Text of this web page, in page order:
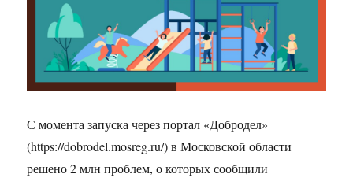
С момента запуска через портал «Добродел»
(https://dobrodel.mosreg.ru/) в Московской области
решено 2 млн проблем, о которых сообщили